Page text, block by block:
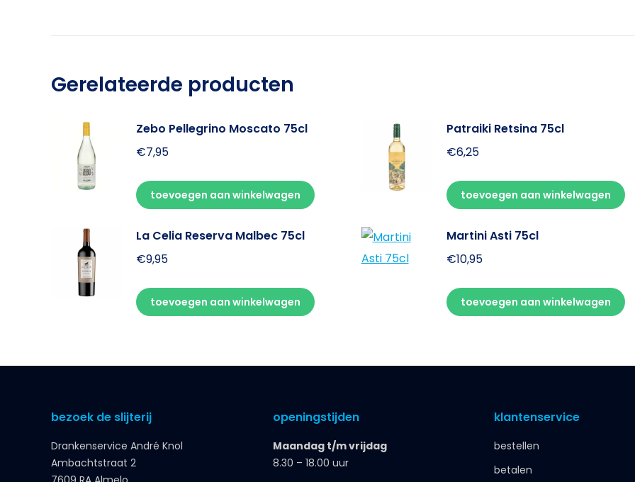
Gerelateerde producten
Zebo Pellegrino Moscato 75cl
€7,95
toevoegen aan winkelwagen
Patraiki Retsina 75cl
€6,25
toevoegen aan winkelwagen
La Celia Reserva Malbec 75cl
€9,95
toevoegen aan winkelwagen
Martini Asti 75cl
€10,95
toevoegen aan winkelwagen
bezoek de slijterij
Drankenservice André Knol
Ambachtstraat 2
openingstijden
Maandag t/m vrijdag
8.30 – 18.00 uur
klantenservice
bestellen
betalen